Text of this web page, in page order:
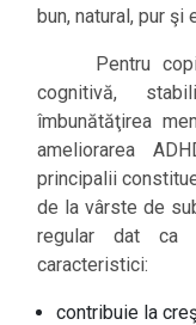
bun, natural, pur şi
Pentru copii,
cognitivă,
îmbunătăţirea
ameliorarea
principalii
de la vârste de
regular dat ca
caracteristici:
contribuie la